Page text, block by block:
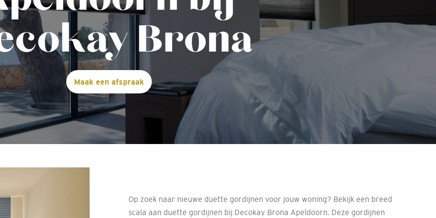
Brona
Maak een afspraak
Op zoek naar nieuwe duette gordijnen voor jouw woning? Bekijk een breed
scala aan duette gordijnen bij Decokay Brona Apeldoorn. Deze gordijnen